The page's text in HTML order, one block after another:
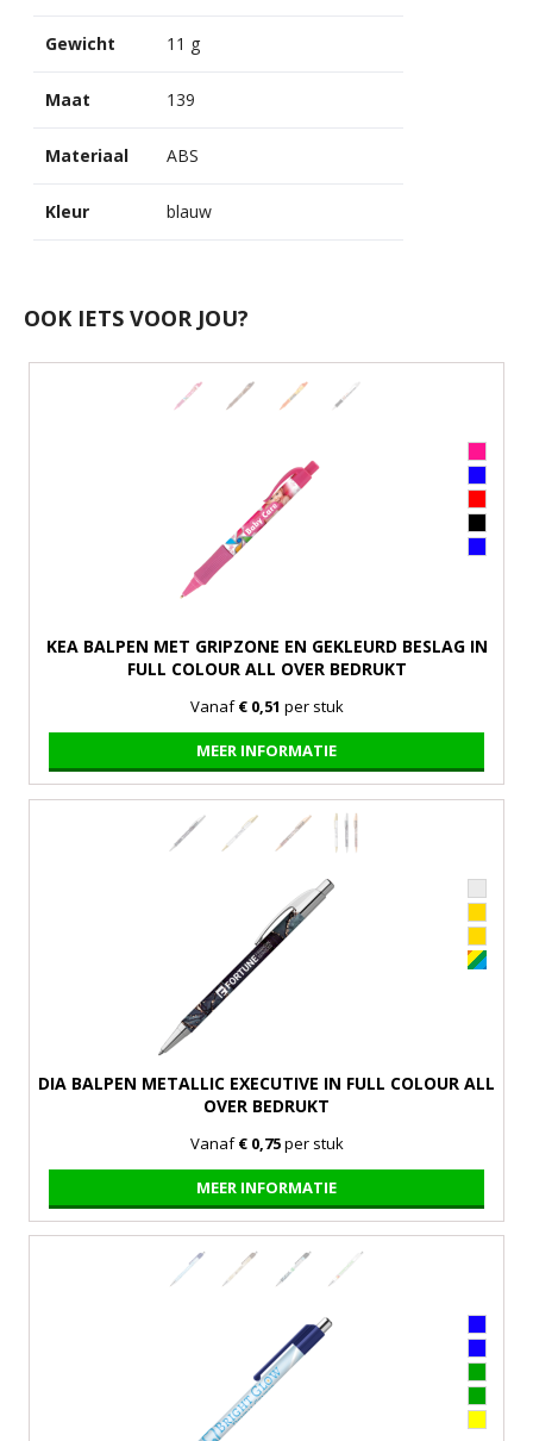
Gewicht 11 g
Maat 139
Materiaal ABS
Kleur blauw
OOK IETS VOOR JOU?
KEA BALPEN MET GRIPZONE EN GEKLEURD BESLAG IN
FULL COLOUR ALL OVER BEDRUKT
Vanaf€ 0,51 per stuk
MEER INFORMATIE
DIA BALPEN METALLIC EXECUTIVE IN FULL COLOUR ALL
OVER BEDRUKT
Vanaf€ 0,75per stuk
MEER INFORMATIE